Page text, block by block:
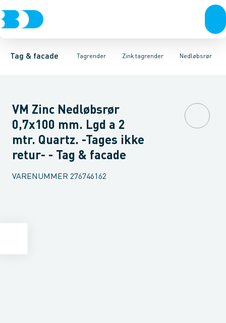
Tag & facade Tagrender
TagrenderPlader, coils & skifer Taginddækninger & taghætter
Zink tagrender
Zink tagrender Plast tagrender Stål tagrender Kobber
Nedløbsrør
TagrenderNedløbsrørBøjninger 40gr.Bøjninger 60gr.
VM Zinc Nedløbsrør
0,7x100 mm. Lgd a 2
mtr. Quartz. -Tages ikke
retur- - Tag & facade
VARENUMMER 276746162